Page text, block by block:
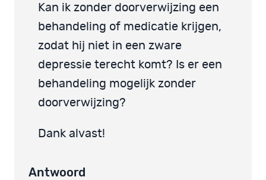
Kan ik zonder doorverwijzing een
behandeling of medicatie krijgen,
zodat hij niet in een zware
depressie terecht komt? Is er een
behandeling mogelijk zonder
doorverwijzing?
Dank alvast!
Antwoord